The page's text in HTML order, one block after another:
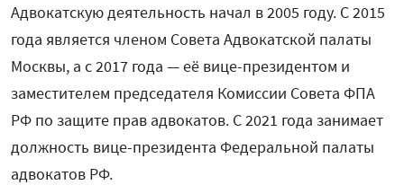
Адвокатскую деятельность начал в 2005 году. С 2015
года является членом Совета Адвокатской палаты
Москвы, а с 2017 года — её вице-президентом и
заместителем председателя Комиссии Совета ФПА
РФ по защите прав адвокатов. С 2021 года занимает
должность вице-президента Федеральной палаты
адвокатов РФ.